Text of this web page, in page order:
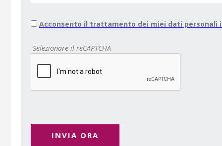
Acconsento il trattamento dei miei dati personali
Selezionare il reCAPTCHA
INVIA ORA